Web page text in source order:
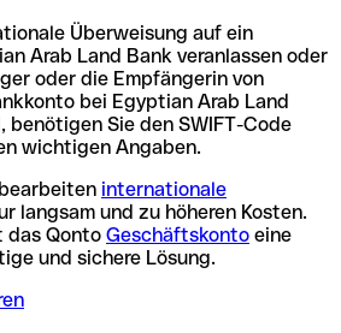
Überweisung auf ein
Arab Land Bank veranlassen oder
oder die Empfängerin von
bei Egyptian Arab Land
benötigen Sie den SWIFT-Code
wichtigen Angaben.
internationale
langsam und zu höheren Kosten.
Qonto Geschäftskonto eine
und sichere Lösung.